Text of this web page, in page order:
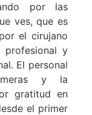
por las
ves, que es
el cirujano
profesional y
El personal
y la
gratitud en
el primer